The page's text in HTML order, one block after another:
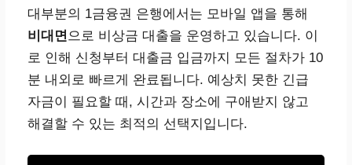
대부분의 1금융권 은행에서는 모바일 앱을 통해
비대면 으로 비상금 대출을 운영하고 있습니다. 이
로 인해 신청부터 대출금 입금까지 모든 절차가 10
분 내외로 빠르게 완료됩니다. 예상치 못한 긴급
자금이 필요할 때, 시간과 장소에 구애받지 않고
해결할 수 있는 최적의 선택지입니다.